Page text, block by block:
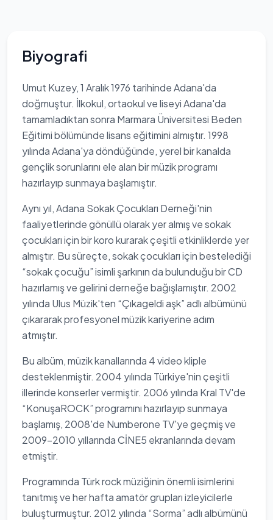
Biyografi
Umut Kuzey, 1 Aralık 1976 tarihinde Adana'da
doğmuştur. İlkokul, ortaokul ve liseyi Adana'da
tamamladıktan sonra Marmara Üniversitesi Beden
Eğitimi bölümünde lisans eğitimini almıştır. 1998
yılında Adana'ya döndüğünde, yerel bir kanalda
gençlik sorunlarını ele alan bir müzik programı
hazırlayıp sunmaya başlamıştır.
Aynı yıl, Adana Sokak Çocukları Derneği'nin
faaliyetlerinde gönüllü olarak yer almış ve sokak
çocukları için bir koro kurarak çeşitli etkinliklerde yer
almıştır. Bu süreçte, sokak çocukları için bestelediği
“sokak çocuğu” isimli şarkının da bulunduğu bir CD
hazırlamış ve gelirini derneğe bağışlamıştır. 2002
yılında Ulus Müzik'ten “Çıkageldi aşk” adlı albümünü
çıkararak profesyonel müzik kariyerine adım
atmıştır.
Bu albüm, müzik kanallarında 4 video kliple
desteklenmiştir. 2004 yılında Türkiye'nin çeşitli
illerinde konserler vermiştir. 2006 yılında Kral TV'de
“KonuşaROCK” programını hazırlayıp sunmaya
başlamış, 2008'de Numberone TV'ye geçmiş ve
2009-2010 yıllarında CİNE5 ekranlarında devam
etmiştir.
Programında Türk rock müziğinin önemli isimlerini
tanıtmış ve her hafta amatör grupları izleyicilerle
buluşturmuştur. 2012 yılında “Sorma” adlı albümünü